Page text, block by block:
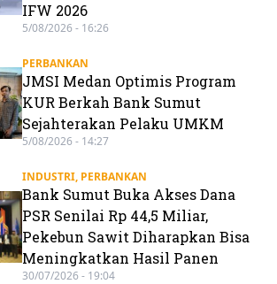
IFW 2026
5/08/2026 - 16:26
PERBANKAN
JMSI Medan Optimis Program
KUR Berkah Bank Sumut
Sejahterakan Pelaku UMKM
5/08/2026 - 14:27
INDUSTRI, PERBANKAN
Bank Sumut Buka Akses Dana
PSR Senilai Rp 44,5 Miliar,
Pekebun Sawit Diharapkan Bisa
Meningkatkan Hasil Panen
30/07/2026 - 19:04